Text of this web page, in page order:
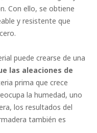
Con ello, se obtiene
y resistente que
puede crearse de una
las aleaciones de
prima que crece
la humedad, uno
los resultados del
también es